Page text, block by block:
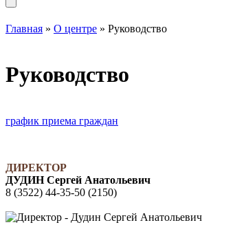
Главная » О центре » Руководство
Руководство
график приема граждан
ДИРЕКТОР
ДУДИН Сергей Анатольевич
8 (3522) 44-35-50 (2150)